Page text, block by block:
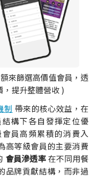
來篩選高價值會員，透
，提升整體營收 )
制 帶來的核心效益，在
構下各自發揮定位優
員高頻累積的消費入
高等級會員的主要消費
會員滲透率在不同用餐
品牌貢獻結構，而非過